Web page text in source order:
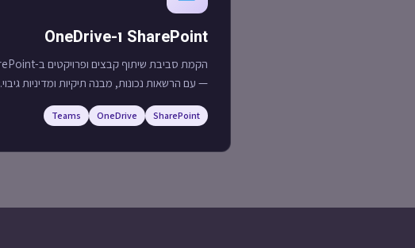
SharePoint ו-OneDrive
— עם הרשאות נכונות, מבנה תיקיות ומדיניות גיבוי.
SharePoint
OneDrive
Teams